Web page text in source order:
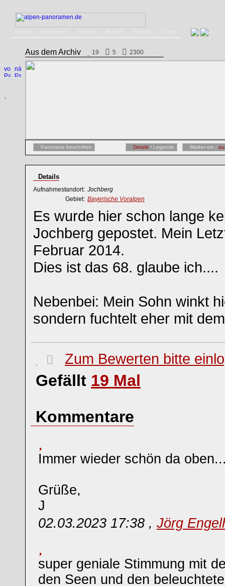
Aus dem Archiv 19 5 2300
Panorama beschriften Details / Legende Marker ein /
Details
Aufnahmestandort: Jochberg
Gebiet: Bayerische Voralpen
Es wurde hier schon lange
Jochberg gepostet. Mein
Februar 2014.
Dies ist das 68. glaube ich....
Nebenbei: Mein Sohn winkt
sondern fuchtelt eher mit
Zum Bewerten bitte
Gefällt 19 Mal
Kommentare
Immer wieder schön da
Grüße,
J
02.03.2023 17:38 , Jörg
super geniale Stimmung mit
den Seen und den